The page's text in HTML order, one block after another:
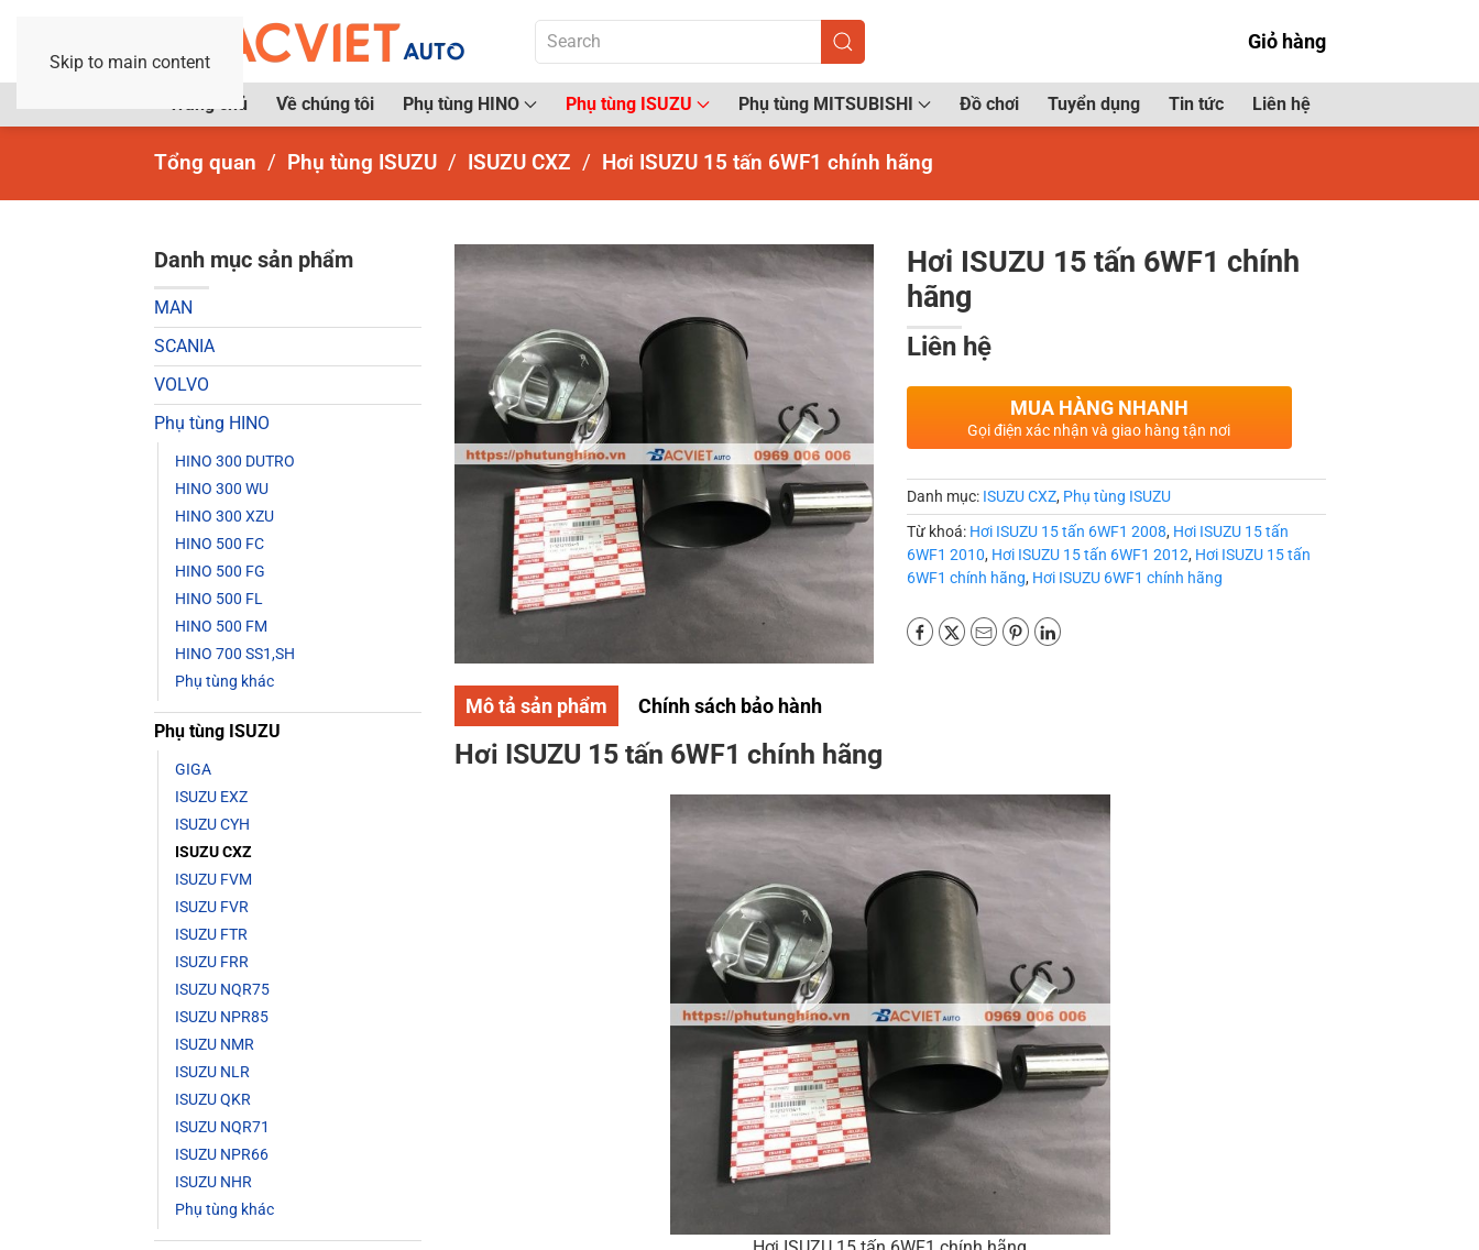
Skip to main content
Giỏ hàng
Trang chủ Về chúng tôi Phụ tùng HINO Phụ tùng ISUZU Phụ tùng MITSUBISHI Đồ chơi Tuyển dụng Tin tức Liên hệ
Tổng quan Phụ tùng ISUZU ISUZU CXZ Hơi ISUZU 15 tấn 6WF1 chính hãng
Danh mục sản phẩm
MAN
SCANIA
VOLVO
Phụ tùng HINO
HINO 300 DUTRO
HINO 300 WU
HINO 300 XZU
HINO 500 FC
HINO 500 FG
HINO 500 FL
HINO 500 FM
HINO 700 SS1,SH
Phụ tùng khác
Phụ tùng ISUZU
GIGA
ISUZU EXZ
ISUZU CYH
ISUZU CXZ
ISUZU FVM
ISUZU FVR
ISUZU FTR
ISUZU FRR
ISUZU NQR75
ISUZU NPR85
ISUZU NMR
ISUZU NLR
ISUZU QKR
ISUZU NQR71
ISUZU NPR66
ISUZU NHR
Phụ tùng khác
Hơi ISUZU 15 tấn 6WF1 chính
hãng
Liên hệ
MUA HÀNG NHANH
Gọi điện xác nhận và giao hàng tận nơi
Danh mục: ISUZU CXZ, Phụ tùng ISUZU
Từ khoá: Hơi ISUZU 15 tấn 6WF1 2008, Hơi ISUZU 15 tấn
6WF1 2010, Hơi ISUZU 15 tấn 6WF1 2012, Hơi ISUZU 15 tấn
6WF1 chính hãng, Hơi ISUZU 6WF1 chính hãng
Mô tả sản phẩm Chính sách bảo hành
Hơi ISUZU 15 tấn 6WF1 chính hãng